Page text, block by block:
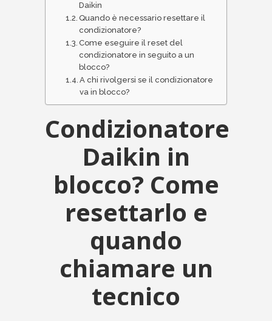
Daikin
Quando è necessario resettare il
condizionatore?
Come eseguire il reset del
condizionatore in seguito a un
blocco?
A chi rivolgersi se il condizionatore
va in blocco?
Condizionatore
Daikin in
blocco? Come
resettarlo e
quando
chiamare un
tecnico